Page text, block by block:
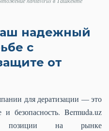
надежный
с
от
для дератизации — это
безопасность. Bermuda.uz
позиции на рынке